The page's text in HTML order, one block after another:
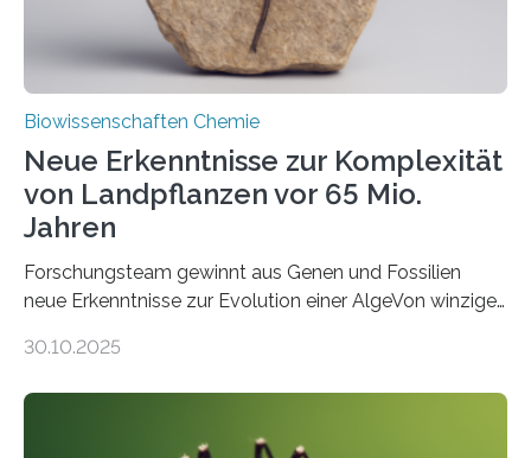
Biowissenschaften Chemie
Neue Erkenntnisse zur Komplexität
von Landpflanzen vor 65 Mio.
Jahren
Forschungsteam gewinnt aus Genen und Fossilien
neue Erkenntnisse zur Evolution einer AlgeVon winzigen
Landpflanzen zählen zu den komplexesten
Grünalgen, die vor Hunderten von Millionen Jahren
30.10.2025